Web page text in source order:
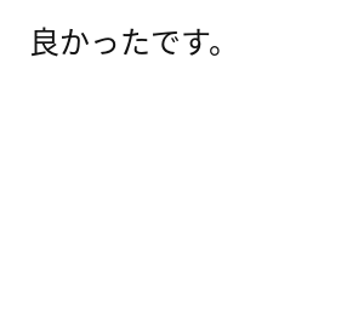
良かったです。